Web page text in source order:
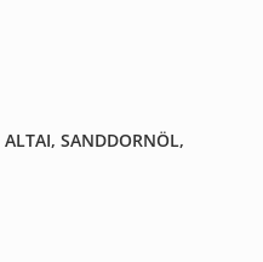
ALTAI, SANDDORNÖL,